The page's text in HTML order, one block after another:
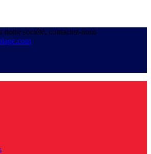
notre société, contactez-nous